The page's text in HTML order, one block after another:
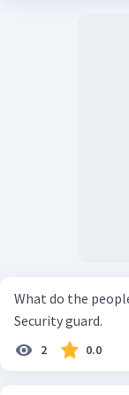
What do the
Security guard.
2 0.0